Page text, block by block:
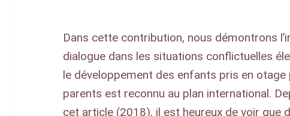
Dans cette contribution, nous démontrons
dialogue dans les situations conflictuelles
le développement des enfants pris en
parents est reconnu au plan international.
cet article (2018), il est heureux de voir que